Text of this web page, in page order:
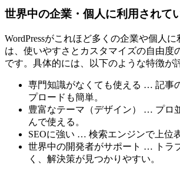
世界中の企業・個人に利用されて
WordPressがこれほど多くの企業や個人
は、使いやすさとカスタマイズの自由度
です。具体的には、以下のような特徴が
専門知識がなくても使える … 記事
プロードも簡単。
豊富なテーマ（デザイン） … プロ
んで使える。
SEOに強い … 検索エンジンで上位
世界中の開発者がサポート … トラ
く、解決策が見つかりやすい。